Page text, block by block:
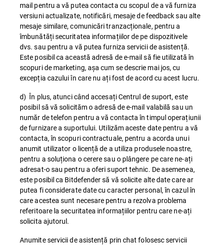
mail pentru a vă putea contacta cu scopul de a vă furniza
versiuni actualizate, notificări, mesaje de feedback sau alte
mesaje similare, comunicări tranzacționale, pentru a
îmbunătăți securitatea informațiilor de pe dispozitivele
dvs. sau pentru a vă putea furniza servicii de asistență.
Este posibil ca această adresă de e-mail să fie utilizată în
scopuri de marketing, așa cum se descrie mai jos, cu
excepția cazului în care nu ați fost de acord cu acest lucru.
d) În plus, atunci când accesați Centrul de suport, este
posibil să vă solicităm o adresă de e-mail valabilă sau un
număr de telefon pentru a vă contacta în timpul operațiunii
de furnizare a suportului. Utilizăm aceste date pentru a vă
contacta, în scopuri contractuale, pentru a acorda unui
anumit utilizator o licență de a utiliza produsele noastre,
pentru a soluționa o cerere sau o plângere pe care ne-ați
adresat-o sau pentru a oferi suport tehnic. De asemenea,
este posibil ca Bitdefender să vă solicite alte date care ar
putea fi considerate date cu caracter personal, în cazul în
care acestea sunt necesare pentru a rezolva problema
referitoare la securitatea informațiilor pentru care ne-ați
solicita ajutorul.
Anumite servicii de asistență prin chat folosesc servicii